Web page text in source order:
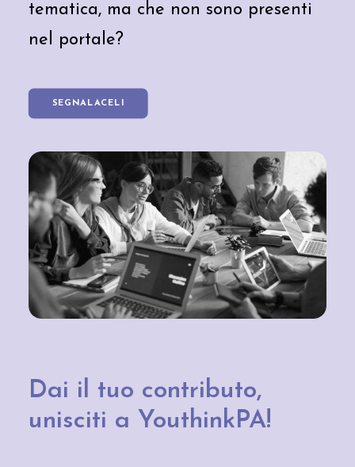
tematica, ma che non sono presenti
nel portale?
SEGNALACELI
Dai il tuo contributo,
unisciti a YouthinkPA!